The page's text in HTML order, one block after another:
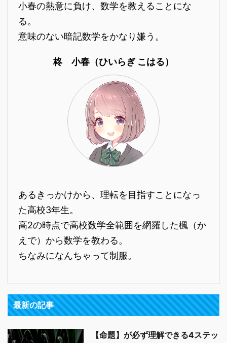
小春の熱意に負け、数学を教えることにな
る。
意味のない暗記数学をかなり嫌う。
柊 小春（ひいらぎ こはる）
あるきっかけから、理転を目指すことになっ
た高校3年生。
高2の時点で高校数学全範囲を網羅した楓（か
えで）から数学を教わる。
ちなみになんちゃって制服。
最新の記事
【命題】が必ず理解できる4ステッ